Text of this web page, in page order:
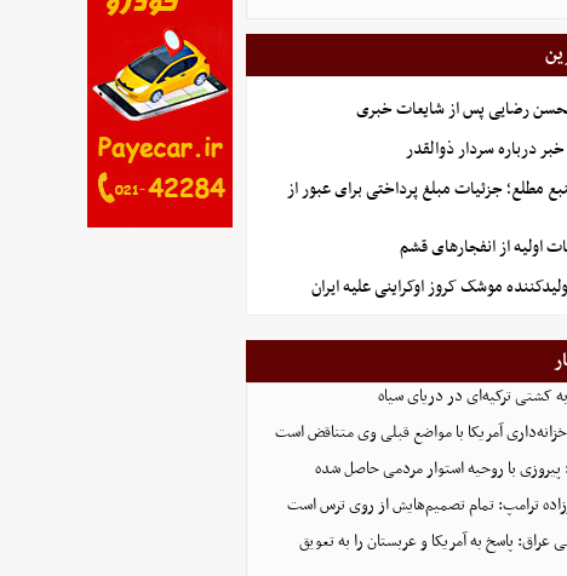
محسن رضایی پس از شایعات خبری
درباره سردار ذوالقدر
مطلع؛ جزئیات مبلغ پرداختی برای عبور از
اولیه از انفجارهای قشم
موشک کروز اوکراینی علیه ایران
کشتی ترکیه‌ای در دریای سیاه
آمریکا با مواضع قبلی وی متناقض است
با روحیه استوار مردمی حاصل شده
ترامپ: تمام تصمیم‌هایش از روی ترس است
عراق: پاسخ به آمریکا و عربستان را به تعویق